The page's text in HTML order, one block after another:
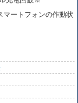
ートフォンの作動状